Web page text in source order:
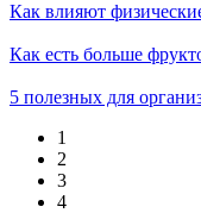
Как влияют
Как есть больше
5 полезных для
1
2
3
4